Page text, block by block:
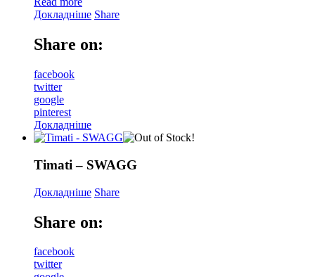
Докладніше Share
Share on:
facebook
twitter
google
pinterest
Докладніше
Timati – SWAGG
Докладніше Share
Share on:
facebook
twitter